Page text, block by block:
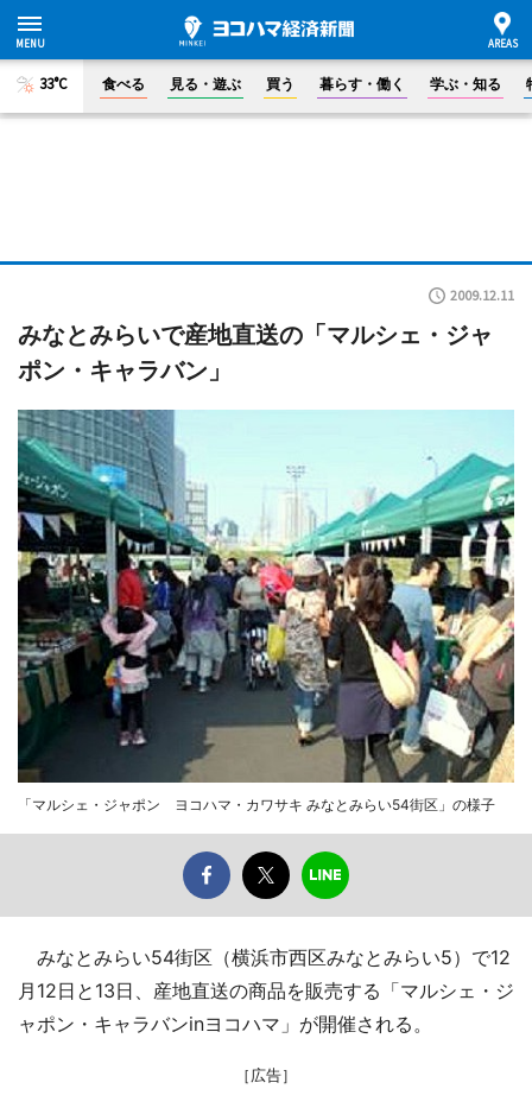
33°C 食べる 見る・遊ぶ 買う 暮らす・働く 学ぶ・知る
2009.12.11
みなとみらいで産地直送の「マルシェ・ジャ
ポン・キャラバン」
「マルシェ・ジャポン ヨコハマ・カワサキ みなとみらい54街区」の様子
みなとみらい54街区（横浜市西区みなとみらい5）で12
月12日と13日、産地直送の商品を販売する「マルシェ・ジ
ャポン・キャラバンinヨコハマ」が開催される。
［広告］